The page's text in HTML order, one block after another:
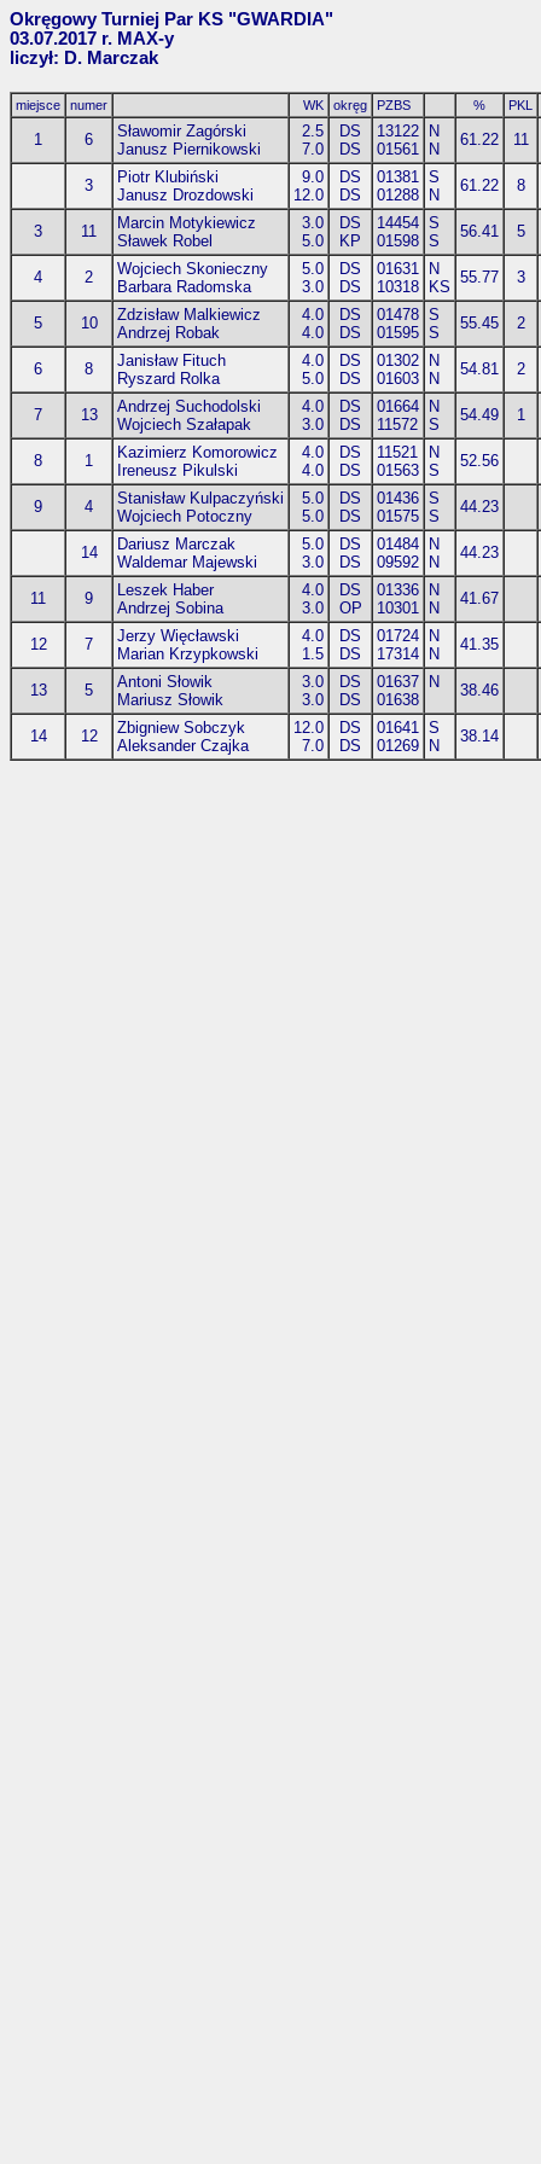
Okręgowy Turniej Par KS "GWARDIA"
03.07.2017 r. MAX-y
liczył: D. Marczak
miejsce numer WK okręg PZBS % PKL
1 6
Sławomir Zagórski
Janusz Piernikowski
2.5
7.0
DS
DS
13122
01561
N
N
61.22 11
3
Piotr Klubiński
Janusz Drozdowski
9.0
12.0
DS
DS
01381
01288
S
N
61.22 8
3 11
Marcin Motykiewicz
Sławek Robel
3.0
5.0
DS
KP
14454
01598
S
S
56.41 5
4 2
Wojciech Skonieczny
Barbara Radomska
5.0
3.0
DS
DS
01631
10318
N
KS
55.77 3
5 10
Zdzisław Malkiewicz
Andrzej Robak
4.0
4.0
DS
DS
01478
01595
S
S
55.45 2
6 8
Janisław Fituch
Ryszard Rolka
4.0
5.0
DS
DS
01302
01603
N
N
54.81 2
7 13
Andrzej Suchodolski
Wojciech Szałapak
4.0
3.0
DS
DS
01664
11572
N
S
54.49 1
8 1
Kazimierz Komorowicz
Ireneusz Pikulski
4.0
4.0
DS
DS
11521
01563
N
S
52.56
9 4
Stanisław Kulpaczyński
Wojciech Potoczny
5.0
5.0
DS
DS
01436
01575
S
S
44.23
14
Dariusz Marczak
Waldemar Majewski
5.0
3.0
DS
DS
01484
09592
N
N
44.23
11 9
Leszek Haber
Andrzej Sobina
4.0
3.0
DS
OP
01336
10301
N
N
41.67
12 7
Jerzy Więcławski
Marian Krzypkowski
4.0
1.5
DS
DS
01724
17314
N
N
41.35
13 5
Antoni Słowik
Mariusz Słowik
3.0
3.0
DS
DS
01637
01638
N 38.46
14 12
Zbigniew Sobczyk
Aleksander Czajka
12.0
7.0
DS
DS
01641
01269
S
N
38.14